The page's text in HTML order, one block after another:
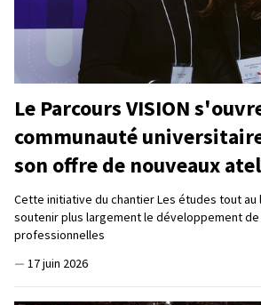
Le Parcours VISION
communauté
son offre de nouveaux
Cette initiative du chantier Les études tout au
soutenir plus largement le développement
professionnelles
— 17 juin 2026